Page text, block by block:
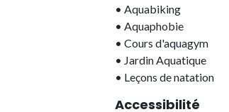
• Aquabiking
• Aquaphobie
• Cours d'aquagym
• Jardin Aquatique
• Leçons de natation
Accessibilité